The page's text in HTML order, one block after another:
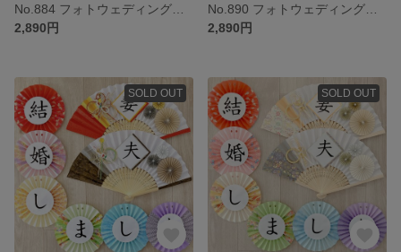
2,890円
2,890円
SOLD OUT SOLD OUT